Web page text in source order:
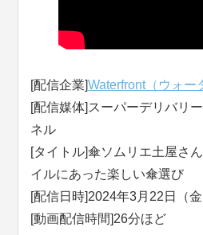
[配信企業]Waterfront（ウォー
[配信媒体]スーパーデリバリ
ネル
[タイトル]傘ソムリエ土屋さ
イルにあった楽しい傘選び
[配信日時]2024年3月22日（
[動画配信時間]26分ほど